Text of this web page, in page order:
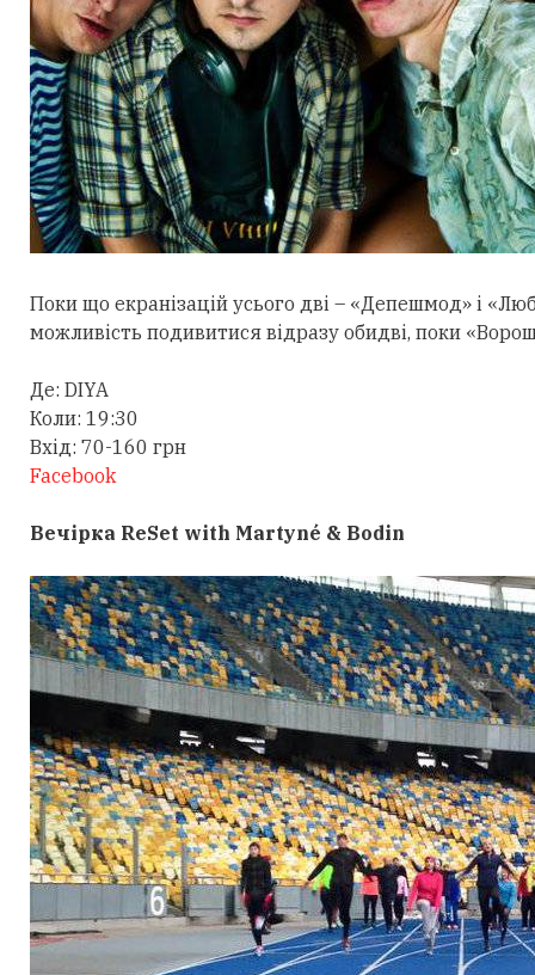
Поки що екранізацій усього дві – «Депешмод» і
можливість подивитися відразу обидві, поки
Де: DIYA
Коли: 19:30
Вхід: 70-160 грн
Facebook
Вечірка ReSet with Martyné & Bodin